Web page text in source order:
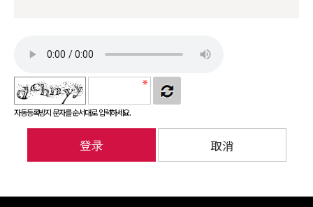
자동등록방지 문자를 순서대로 입력하세요.
登录 取消